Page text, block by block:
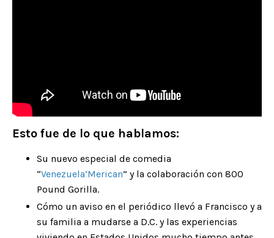
Esto fue de lo que hablamos:
Su nuevo especial de comedia
“Venezuela’Merican” y la colaboración con 800
Pound Gorilla.
Cómo un aviso en el periódico llevó a Francisco y a
su familia a mudarse a D.C. y las experiencias